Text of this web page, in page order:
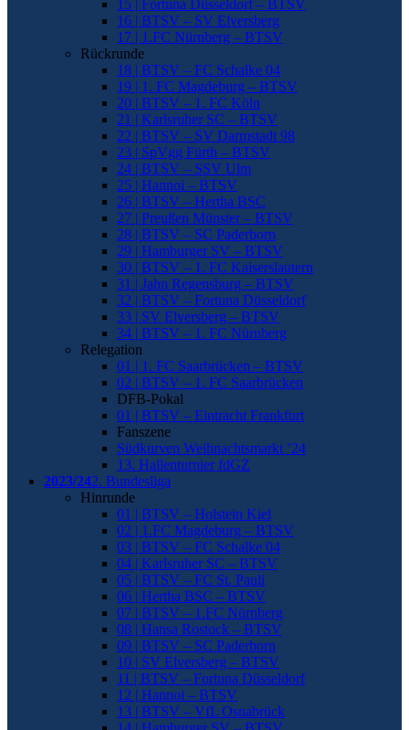
15 | Fortuna Düsseldorf – BTSV
16 | BTSV – SV Elversberg
17 | 1.FC Nürnberg – BTSV
Rückrunde
18 | BTSV – FC Schalke 04
19 | 1. FC Magdeburg – BTSV
20 | BTSV – 1. FC Köln
21 | Karlsruher SC – BTSV
22 | BTSV – SV Darmstadt 98
23 | SpVgg Fürth – BTSV
24 | BTSV – SSV Ulm
25 | Hannoi – BTSV
26 | BTSV – Hertha BSC
27 | Preußen Münster – BTSV
28 | BTSV – SC Paderborn
29 | Hamburger SV – BTSV
30 | BTSV – 1. FC Kaiserslautern
31 | Jahn Regensburg – BTSV
32 | BTSV – Fortuna Düsseldorf
33 | SV Elversberg – BTSV
34 | BTSV – 1. FC Nürnberg
Relegation
01 | 1. FC Saarbrücken – BTSV
02 | BTSV – 1. FC Saarbrücken
DFB-Pokal
01 | BTSV – Eintracht Frankfurt
Fanszene
Südkurven Weihnachtsmarkt ’24
13. Hallenturnier fdGZ
2023/242. Bundesliga
Hinrunde
01 | BTSV – Holstein Kiel
02 | 1.FC Magdeburg – BTSV
03 | BTSV – FC Schalke 04
04 | Karlsruher SC – BTSV
05 | BTSV – FC St. Pauli
06 | Hertha BSC – BTSV
07 | BTSV – 1.FC Nürnberg
08 | Hansa Rostock – BTSV
09 | BTSV – SC Paderborn
10 | SV Elversberg – BTSV
11 | BTSV – Fortuna Düsseldorf
12 | Hannoi – BTSV
13 | BTSV – VfL Osnabrück